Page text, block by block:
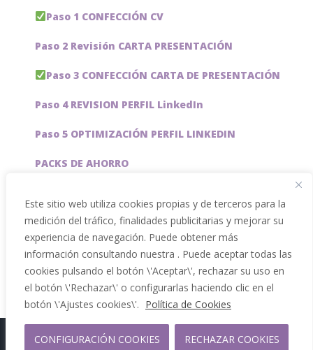
Este sitio web utiliza cookies propias y de terceros para la
medición del tráfico, finalidades publicitarias y mejorar su
experiencia de navegación. Puede obtener más
información consultando nuestra . Puede aceptar todas las
cookies pulsando el botón \'Aceptar\', rechazar su uso en
el botón \'Rechazar\' o configurarlas haciendo clic en el
botón \'Ajustes cookies\'. Política de Cookies
CONFIGURACIÓN COOKIES RECHAZAR COOKIES
Paso 1 CONFECCIÓN CV
Paso 2 Revisión CARTA PRESENTACIÓN
Paso 3 CONFECCIÓN CARTA DE PRESENTACIÓN
Paso 4 REVISION PERFIL LinkedIn
Paso 5 OPTIMIZACIÓN PERFIL LINKEDIN
PACKS DE AHORRO
Servicios especiales
Copyright 2012 - 2026 |